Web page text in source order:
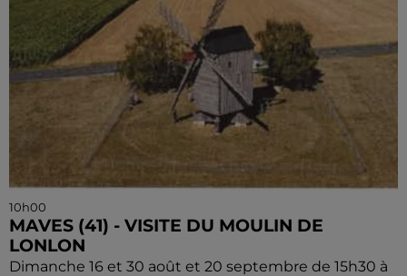
10h00
MAVES (41) - VISITE DU MOULIN DE
LONLON
Dimanche 16 et 30 août et 20 septembre de 15h30 à